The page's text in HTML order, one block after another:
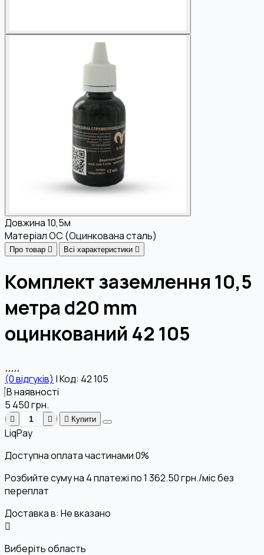
Довжина10,5м
МатеріалOC (Оцинкована сталь)
Про товар Всі характеристики
Комплект заземлення 10,5
метра d20 mm
оцинкований 42 105
(0 відгуків) |Код: 42 105
В наявності
5 450грн.
Купити
LiqPay
Доступна оплата частинами0%
Розбийте суму на 4 платежі по1 362.50грн./міс без
переплат
Доставка в: Не вказано
Виберіть область